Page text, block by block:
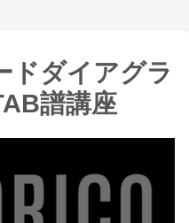
ドダイアグラ
譜講座